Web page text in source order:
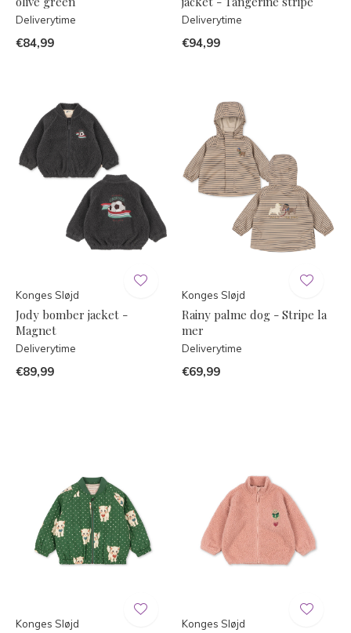
Deliverytime
€84,99
Deliverytime
€94,99
Konges Sløjd
Jody bomber jacket -
Magnet
Deliverytime
€89,99
Konges Sløjd
Rainy palme dog - Stripe la
mer
Deliverytime
€69,99
Konges Sløjd Konges Sløjd